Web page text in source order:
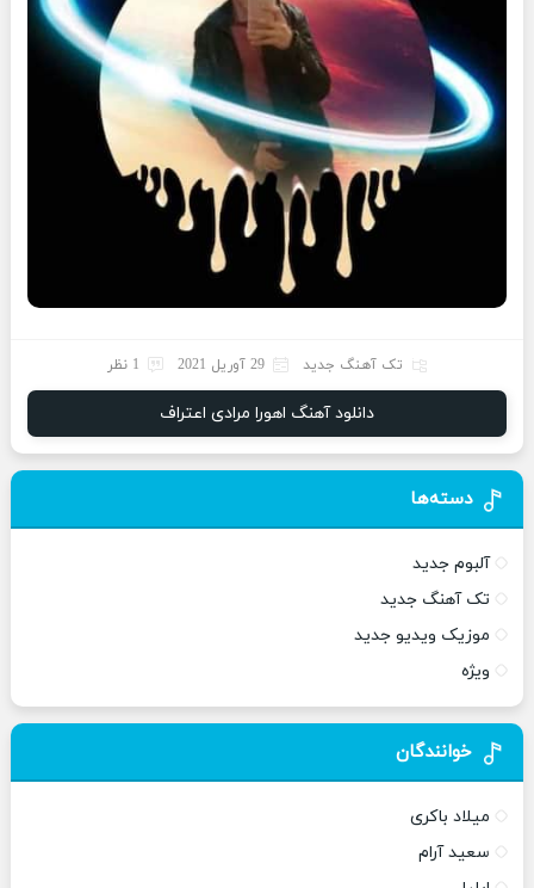
تک آهنگ جدید 29 آوریل 2021 1 نظر
دانلود آهنگ اهورا مرادی اعتراف
دسته‌ها
آلبوم جدید
تک آهنگ جدید
موزیک ویدیو جدید
ویژه
خوانندگان
میلاد باکری
سعید آرام